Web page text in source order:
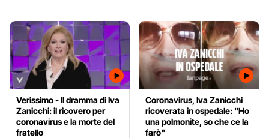
Verissimo - Il dramma di Iva
Zanicchi: il ricovero per
coronavirus e la morte del
fratello
Coronavirus, Iva Zanicchi
ricoverata in ospedale: "Ho
una polmonite, so che ce la
farò"